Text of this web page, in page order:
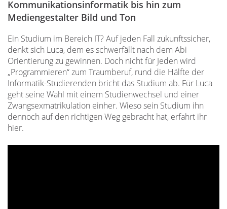
Kommunikationsinformatik bis hin zum
Mediengestalter Bild und Ton
Ein Studium im Bereich IT? Auf jeden Fall zukunftssicher,
denkt sich Luca, dem es schwerfällt nach dem Abi
Orientierung zu gewinnen. Doch nicht für Jeden wird
„Programmieren“ zum Traumberuf, rund die Hälfte der
Informatik-Studierenden bricht das Studium ab. Für Luca
geht seine Wahl mit einem Studienwechsel und einer
Zwangsexmatrikulation einher. Wieso sein Studium ihn
dennoch auf den richtigen Weg gebracht hat, erfahrt ihr
hier.